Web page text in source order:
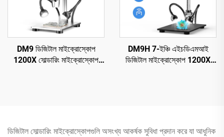
DM9 ডিজিটাল মাইক্রোস্কোপ
1200X সোল্ডারিং মাইক্রোস্কোপ
DM9H 7-ইঞ্চি এইচডিএমআই
ডিজিটাল মাইক্রোস্কোপ 1200X
ডিজিটাল সোল্ডারিং মাইক্রোস্কোপগুলি অসংখ্য আকর্ষক সুবিধা প্রদান করে যা আধুনিক